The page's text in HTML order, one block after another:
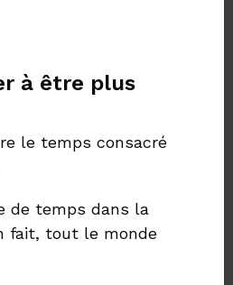
à être plus
le temps consacré
de temps dans la
fait, tout le monde